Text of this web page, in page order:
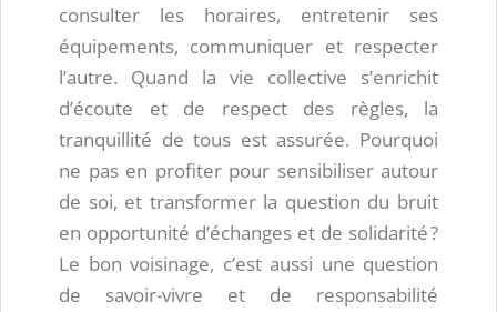
consulter les horaires, entretenir ses
équipements, communiquer et respecter
l’autre. Quand la vie collective s’enrichit
d’écoute et de respect des règles, la
tranquillité de tous est assurée. Pourquoi
ne pas en profiter pour sensibiliser autour
de soi, et transformer la question du bruit
en opportunité d’échanges et de solidarité ?
Le bon voisinage, c’est aussi une question
de savoir-vivre et de responsabilité